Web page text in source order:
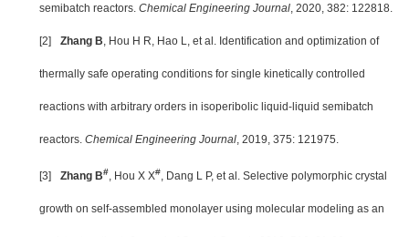
semibatch reactors. Chemical Engineering Journal, 2020, 382: 122818.
[2] Zhang B, Hou H R, Hao L, et al. Identification and optimization of
thermally safe operating conditions for single kinetically controlled
reactions with arbitrary orders in isoperibolic liquid-liquid semibatch
reactors. Chemical Engineering Journal, 2019, 375: 121975.
[3] Zhang B#, Hou X X#, Dang L P, et al. Selective polymorphic crystal
growth on self-assembled monolayer using molecular modeling as an